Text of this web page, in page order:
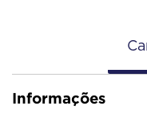
Informações